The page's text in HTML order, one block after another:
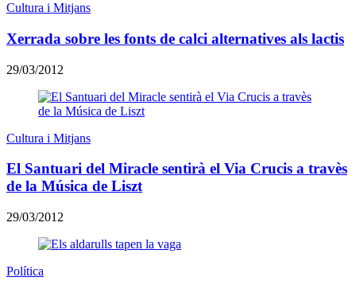
Cultura i Mitjans
Xerrada sobre les fonts de calci alternatives als lactis
29/03/2012
Cultura i Mitjans
El Santuari del Miracle sentirà el Via Crucis a travès
de la Música de Liszt
29/03/2012
Política